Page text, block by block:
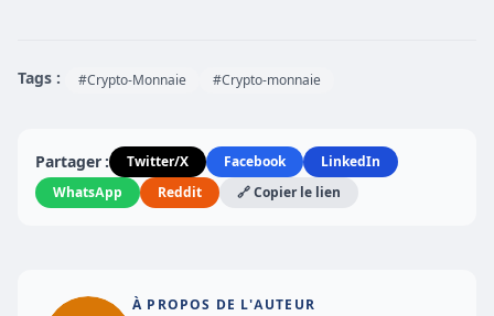
Tags : #Crypto-Monnaie #Crypto-monnaie
Partager : Twitter/X Facebook
LinkedIn
WhatsApp
Reddit 🔗 Copier le lien
À PROPOS DE L'AUTEUR